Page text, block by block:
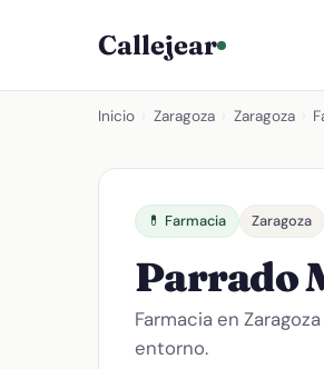
Callejear
Inicio Zaragoza Zaragoza
💊 Farmacia Zaragoza
Parrado
Farmacia en
entorno.